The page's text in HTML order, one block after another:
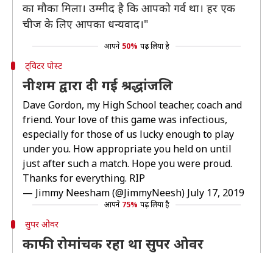
का मौका मिला। उम्मीद है कि आपको गर्व था। हर एक
चीज के लिए आपका धन्यवाद।"
आपने 50% पढ़ लिया है
ट्विटर पोस्ट
नीशम द्वारा दी गई श्रद्धांजलि
Dave Gordon, my High School teacher, coach and
friend. Your love of this game was infectious,
especially for those of us lucky enough to play
under you. How appropriate you held on until
just after such a match. Hope you were proud.
Thanks for everything. RIP
— Jimmy Neesham (@JimmyNeesh) July 17, 2019
आपने 75% पढ़ लिया है
सुपर ओवर
काफी रोमांचक रहा था सुपर ओवर